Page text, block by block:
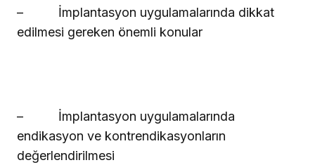
– İmplantasyon uygulamalarında dikkat
edilmesi gereken önemli konular
– İmplantasyon uygulamalarında
endikasyon ve kontrendikasyonların
değerlendirilmesi